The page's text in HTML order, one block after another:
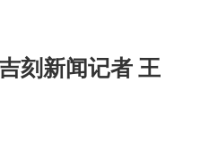
刻新闻记者 王